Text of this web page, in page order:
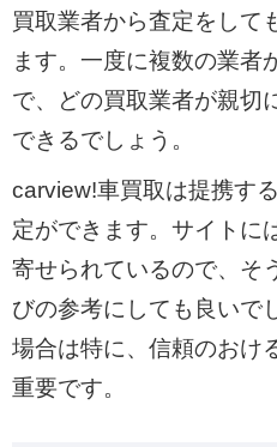
買取業者から査定をして
ます。一度に複数の業者
で、どの買取業者が親切
できるでしょう。
carview!車買取は提携す
定ができます。サイトに
寄せられているので、そ
びの参考にしても良いで
場合は特に、信頼のおけ
重要です。